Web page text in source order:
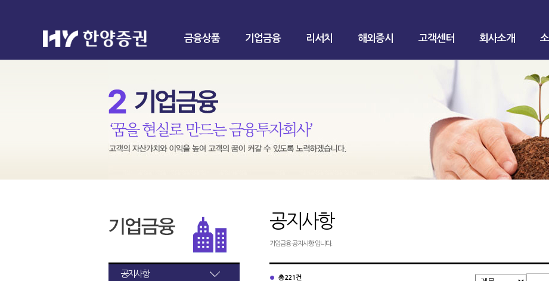
금융상품 기업금융 리서치 해외증시 고객센터 회사소개
공지사항
공지사항
기업금융 공지사항 입니다.
총 221건